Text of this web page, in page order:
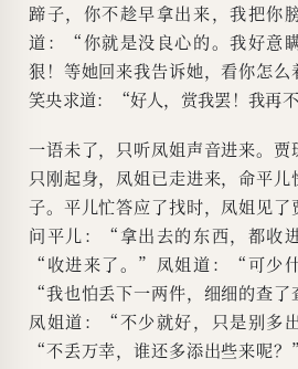
蹄子，你不趁早拿出来，我把你
道：“你就是没良心的。我好意
狠！等她回来我告诉她，看你怎
笑央求道：“好人，赏我罢！我再
一语未了，只听凤姐声音进来。
只刚起身，凤姐已走进来，命平
子。平儿忙答应了找时，凤姐见
问平儿：“拿出去的东西，都收
“收进来了。”凤姐道：“可少
“我也怕丢下一两件，细细的查
凤姐道：“不少就好，只是别多
“不丢万幸，谁还多添出些来呢